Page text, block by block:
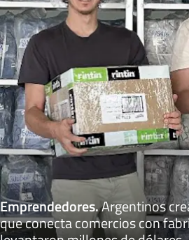
Emprendedores.Argentinos
que conecta comercios con